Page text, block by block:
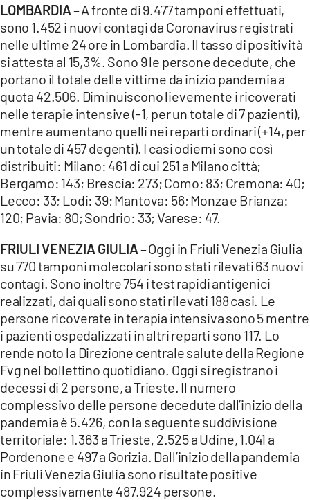
LOMBARDIA– A fronte di 9.477 tamponi effettuati,
sono 1.452 i nuovi contagi da Coronavirus registrati
nelle ultime 24 ore in Lombardia. Il tasso di positività
si attesta al 15,3%. Sono 9 le persone decedute, che
portano il totale delle vittime da inizio pandemia a
quota 42.506. Diminuiscono lievemente i ricoverati
nelle terapie intensive (-1, per un totale di 7 pazienti),
mentre aumentano quelli nei reparti ordinari (+14, per
un totale di 457 degenti). I casi odierni sono così
distribuiti: Milano: 461 di cui 251 a Milano città;
Bergamo: 143; Brescia: 273; Como: 83; Cremona: 40;
Lecco: 33; Lodi: 39; Mantova: 56; Monza e Brianza:
120; Pavia: 80; Sondrio: 33; Varese: 47.
FRIULI VENEZIA GIULIA– Oggi in Friuli Venezia Giulia
su 770 tamponi molecolari sono stati rilevati 63 nuovi
contagi. Sono inoltre 754 i test rapidi antigenici
realizzati, dai quali sono stati rilevati 188 casi. Le
persone ricoverate in terapia intensiva sono 5 mentre
i pazienti ospedalizzati in altri reparti sono 117. Lo
rende noto la Direzione centrale salute della Regione
Fvg nel bollettino quotidiano. Oggi si registrano i
decessi di 2 persone, a Trieste. Il numero
complessivo delle persone decedute dall’inizio della
pandemia è 5.426, con la seguente suddivisione
territoriale: 1.363 a Trieste, 2.525 a Udine, 1.041 a
Pordenone e 497 a Gorizia. Dall’inizio della pandemia
in Friuli Venezia Giulia sono risultate positive
complessivamente 487.924 persone.